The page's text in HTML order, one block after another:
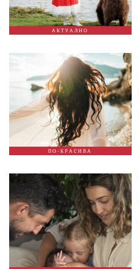
АКТУАЛНО
ПО-КРАСИВА